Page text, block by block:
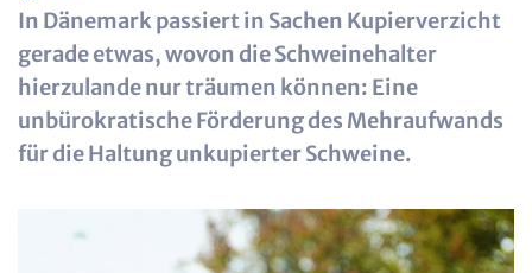
In Dänemark passiert in Sachen Kupierverzicht
gerade etwas, wovon die Schweinehalter
hierzulande nur träumen können: Eine
unbürokratische Förderung des Mehraufwands
für die Haltung unkupierter Schweine.